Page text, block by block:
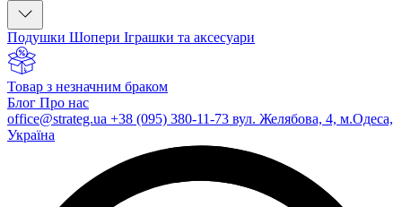
Подушки Шопери Іграшки та аксесуари
Товар з незначним браком
Блог Про нас
office@strateg.ua +38 (095) 380-11-73 вул. Желябова, 4, м.Одеса,
Україна